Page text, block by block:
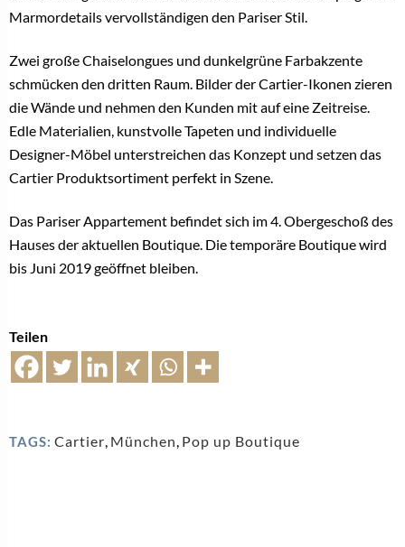
Marmordetails vervollständigen den Pariser Stil.
Zwei große Chaiselongues und dunkelgrüne Farbakzente
schmücken den dritten Raum. Bilder der Cartier-Ikonen zieren
die Wände und nehmen den Kunden mit auf eine Zeitreise.
Edle Materialien, kunstvolle Tapeten und individuelle
Designer-Möbel unterstreichen das Konzept und setzen das
Cartier Produktsortiment perfekt in Szene.
Das Pariser Appartement befindet sich im 4. Obergeschoß des
Hauses der aktuellen Boutique. Die temporäre Boutique wird
bis Juni 2019 geöffnet bleiben.
Teilen
TAGS: Cartier, München, Pop up Boutique